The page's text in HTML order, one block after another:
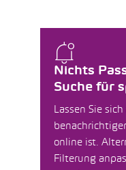
Nichts
Suche für
Lassen Sie
online ist.
Filterung